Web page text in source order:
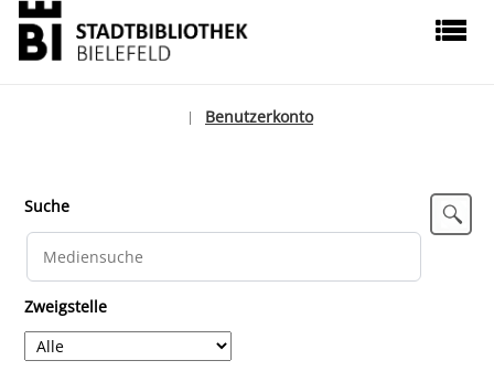
Benutzerkonto
Suche
Zweigstelle